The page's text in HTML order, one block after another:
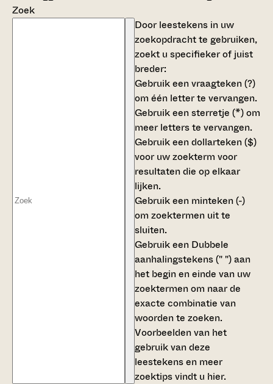
Zoek
Door leestekens in uw
zoekopdracht te gebruiken,
zoekt u specifieker of juist
breder:
Gebruik eenvraagteken (?)
om één letter te vervangen.
Gebruik eensterretje (*)om
meer letters te vervangen.
Gebruik eendollarteken ($)
voor uw zoekterm voor
resultaten die op elkaar
lijken.
Gebruik een minteken (-)
om zoektermen uit te
sluiten.
Gebruik een Dubbele
aanhalingstekens (" ")aan
het begin en einde van uw
zoektermen om naar de
exacte combinatie van
woorden te zoeken.
Voorbeelden van het
gebruik van deze
leestekens en meer
zoektips vindt u hier.